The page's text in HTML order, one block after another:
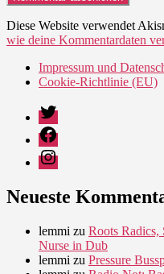
Diese Website verwendet
wie deine Kommentardaten
Impressum und
Cookie-Richtlinie (EU)
Twitter
Facebook
Instagram
Neueste
lemmi zu Roots
Nurse in Dub
lemmi zu Pressure